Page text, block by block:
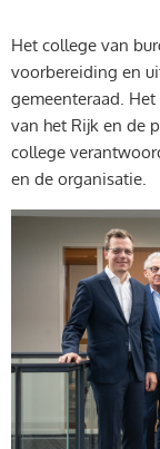
Het college van
voorbereiding en
gemeenteraad.
van het Rijk en de
college
en de organisatie.